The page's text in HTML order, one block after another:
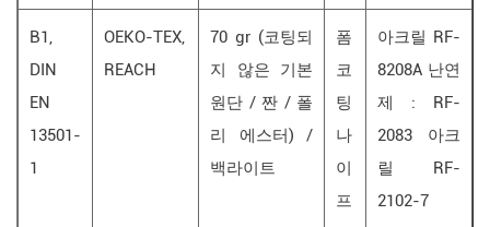
B1,
DIN
EN
13501-
1
OEKO-TEX,
REACH
70 gr (코팅되
지 않은 기본
원단 / 짠 / 폴
리 에스터) /
백라이트
폼
코
팅
나
이
프
아크릴 RF-
8208A 난연
제 : RF-
2083 아크
릴 RF-
2102-7